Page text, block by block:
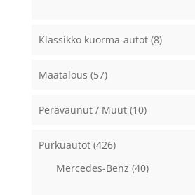
Klassikko kuorma-autot (8)
Maatalous (57)
Perävaunut / Muut (10)
Purkuautot (426)
Mercedes-Benz (40)